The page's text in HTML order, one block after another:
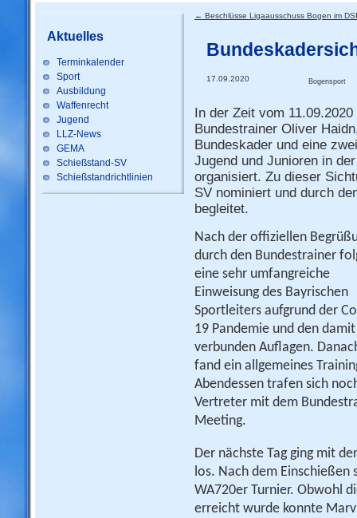
Aktuelles
Terminkalender
Sport
Ausbildung
Waffenrecht
Jugend
LLZ-News
GEMA
Schießstand-SV
Schießstandrichtlinien
← Beschlüsse Ligaausschuss Bogen im
17.09.2020 Bogensport
In der Zeit vom
Bundestrainer Oliver
Bundeskader und eine
Jugend und Junioren in
organisiert. Zu dieser
SV nominiert und durch
begleitet.
Nach der offiziellen
durch den Bundestrainer
eine sehr umfangreiche
Einweisung des Bayrischen
Sportleiters aufgrund der
19 Pandemie und den damit
verbunden Auflagen.
fand ein allgemeines
Abendessen trafen sich
Vertreter mit dem
Meeting.
Der nächste Tag ging mit
los. Nach dem
WA720er Turnier. Obwohl
erreicht wurde konnte